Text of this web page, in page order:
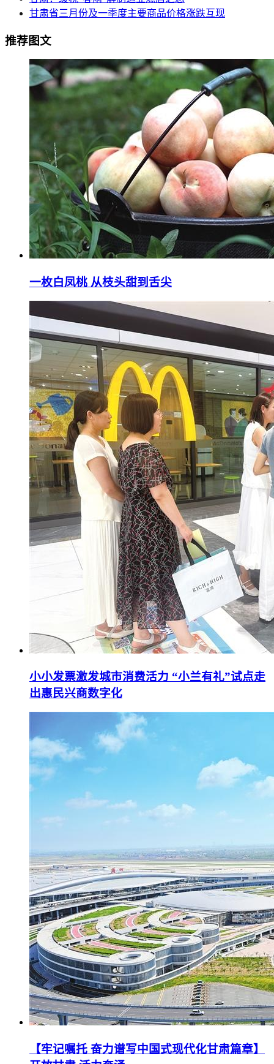
甘肃省三月份及一季度主要商品价格涨跌互现
推荐图文
一枚白凤桃 从枝头甜到舌尖
小小发票激发城市消费活力 “小兰有礼”试点走
出惠民兴商数字化
【牢记嘱托 奋力谱写中国式现代化甘肃篇章】